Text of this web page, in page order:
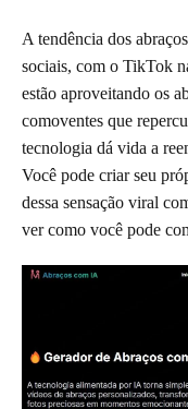
A tendência dos
sociais, com o TikTok
estão aproveitando os
comoventes que
tecnologia dá vida a
Você pode criar seu
dessa sensação viral
ver como você pode